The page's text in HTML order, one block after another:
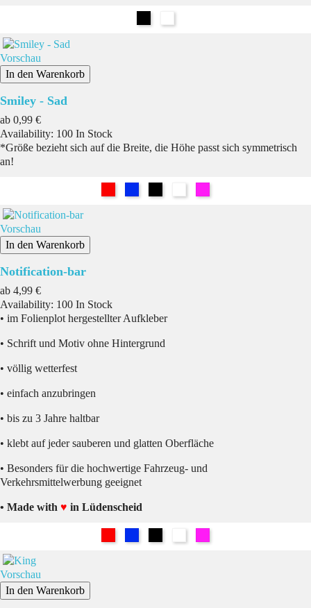
Vorschau
In den Warenkorb
Smiley - Sad
ab Preis
0,99 €
Availability: 100 In Stock
*Größe bezieht sich auf die Breite, die Höhe passt sich symmetrisch
an!
Vorschau
In den Warenkorb
Notification-bar
ab Preis
4,99 €
Availability: 100 In Stock
• im Folienplot hergestellter Aufkleber
• Schrift und Motiv ohne Hintergrund
• völlig wetterfest
• einfach anzubringen
• bis zu 3 Jahre haltbar
• klebt auf jeder sauberen und glatten Oberfläche
• Besonders für die hochwertige Fahrzeug- und
Verkehrsmittelwerbung geeignet
• Made with ♥ in Lüdenscheid
Vorschau
In den Warenkorb